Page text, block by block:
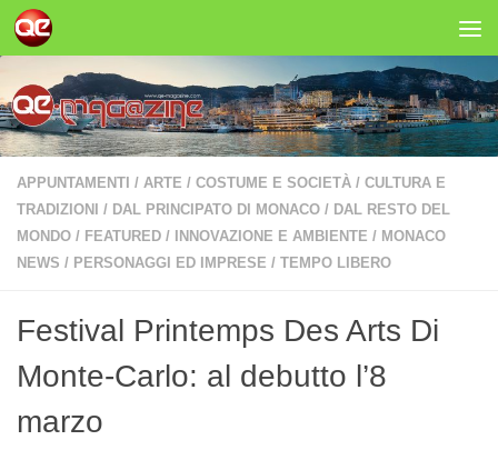
Salta al contenuto
APPUNTAMENTI / ARTE / COSTUME E SOCIETÀ / CULTURA E
TRADIZIONI
/ DAL PRINCIPATO DI MONACO / DAL RESTO DEL
MONDO / FEATURED / INNOVAZIONE E AMBIENTE / MONACO
NEWS / PERSONAGGI ED IMPRESE / TEMPO LIBERO
Festival Printemps Des Arts Di
Monte-Carlo: al debutto l’8
marzo